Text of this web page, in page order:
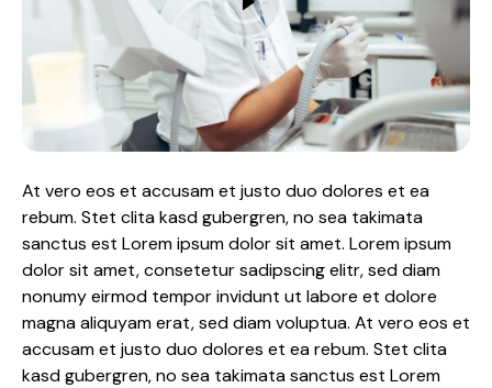
At vero eos et accusam et justo duo dolores et ea
rebum. Stet clita kasd gubergren, no sea takimata
sanctus est Lorem ipsum dolor sit amet. Lorem ipsum
dolor sit amet, consetetur sadipscing elitr, sed diam
nonumy eirmod tempor invidunt ut labore et dolore
magna aliquyam erat, sed diam voluptua. At vero eos et
accusam et justo duo dolores et ea rebum. Stet clita
kasd gubergren, no sea takimata sanctus est Lorem